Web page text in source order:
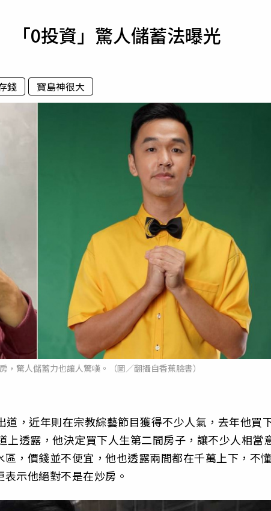
運勢
0投資」驚人儲蓄法曝光
錢 寶島神很大
，驚人儲蓄力也讓人驚嘆。（圖／翻攝自香蕉臉書）
，近年則在宗教綜藝節目獲得不少人氣，去年他買
透露，他決定買下人生第二間房子，讓不少人相當
，價錢並不便宜，他也透露兩間都在千萬上下，不
示他絕對不是在炒房。